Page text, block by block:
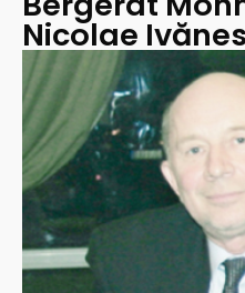
Nicolae